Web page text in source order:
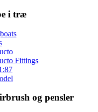
i træ
Fittings
og pensler